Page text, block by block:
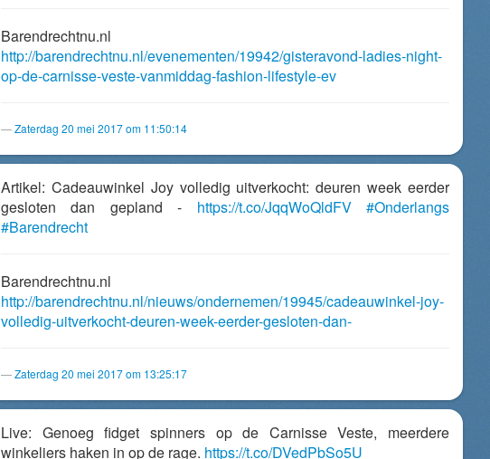
Barendrechtnu.nl
http://barendrechtnu.nl/evenementen/19942/gisteravond-ladies-night-
op-de-carnisse-veste-vanmiddag-fashion-lifestyle-ev
Zaterdag 20 mei 2017 om 11:50:14
Artikel: Cadeauwinkel Joy volledig uitverkocht: deuren week eerder
gesloten dan gepland - https://t.co/JqqWoQldFV
#Onderlangs
#Barendrecht
Barendrechtnu.nl
http://barendrechtnu.nl/nieuws/ondernemen/19945/cadeauwinkel-joy-
volledig-uitverkocht-deuren-week-eerder-gesloten-dan-
Zaterdag 20 mei 2017 om 13:25:17
Live: Genoeg fidget spinners op de Carnisse Veste, meerdere
winkeliers haken in op de rage. https://t.co/DVedPbSo5U